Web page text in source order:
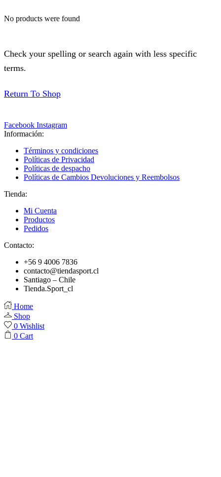
No products were found
Check your spelling or search again with less specific
terms.
Return To Shop
Facebook Instagram
Información:
Términos y condiciones
Políticas de Privacidad
Políticas de despacho
Políticas de Cambios Devoluciones y Reembolsos
Tienda:
Mi Cuenta
Productos
Pedidos
Contacto:
+56 9 4006 7836
contacto@tiendasport.cl
Santiago – Chile
Tienda.Sport_cl
Home
Shop
0 Wishlist
0 Cart